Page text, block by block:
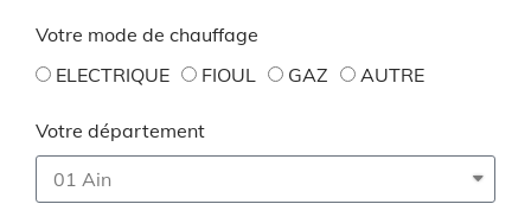
Votre mode de chauffage
ELECTRIQUE
FIOUL GAZ AUTRE
Votre département